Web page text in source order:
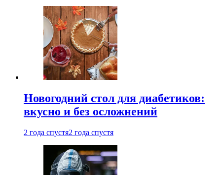
Новогодний стол для диабетиков:
вкусно и без осложнений
2 года спустя2 года спустя